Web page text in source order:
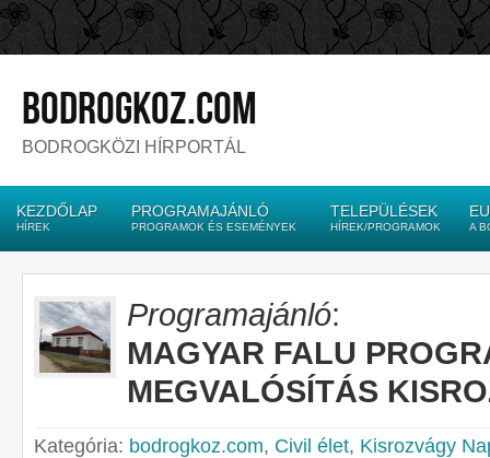
bodrogkoz.com
BODROGKÖZI HÍRPORTÁL
KEZDŐLAP
HÍREK
PROGRAMAJÁNLÓ
PROGRAMOK ÉS ESEMÉNYEK
TELEPÜLÉSEK
HÍREK/PROGRAMOK A
Programajánló:
MAGYAR FALU
MEGVALÓSÍTÁS
Kategória: bodrogkoz.com, Civil élet, Kisrozvágy